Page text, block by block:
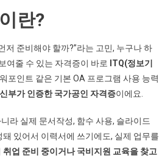
란?
저 준비해야 할까?”라는 고민, 누구나 하
여줄 수 있는 자격증이 바로
ITQ(정보기
포인트 같은 기본 OA 프로그램 사용 능력
부가 인증한 국가공인 자격증이에요.
라 실제 문서작성, 함수 사용, 슬라이드
돼 있어서 이력서에 쓰기에도, 실제 업무를
취업 준비 중이거나 국비지원 교육을 찾고